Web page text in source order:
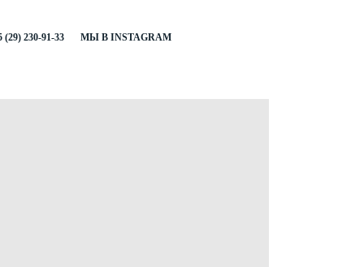
(29) 230-91-33 МЫ В INSTAGRAM